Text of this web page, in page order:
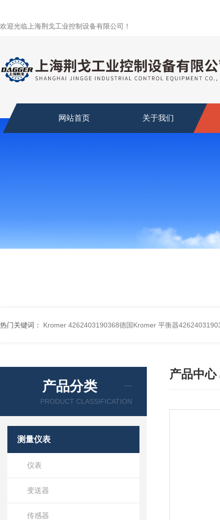
欢迎光临上海荆戈工业控制设备有限公司！
网站首页 关于我们
热门关键词： Kromer 4262403190368德国Kromer 平衡器
产品分类
PRODUCT CLASSIFICATION
测量仪表
仪表
变送器
传感器
产品中心